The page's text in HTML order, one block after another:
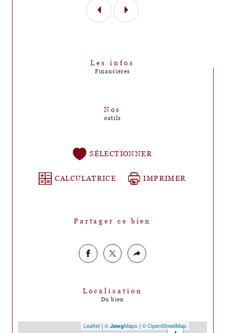
Les infos
Financières
Nos
outils
SÉLECTIONNER
CALCULATRICE IMPRIMER
Partager ce bien
Localisation
Du bien
Leaflet | © JawgMaps | © OpenStreetMap